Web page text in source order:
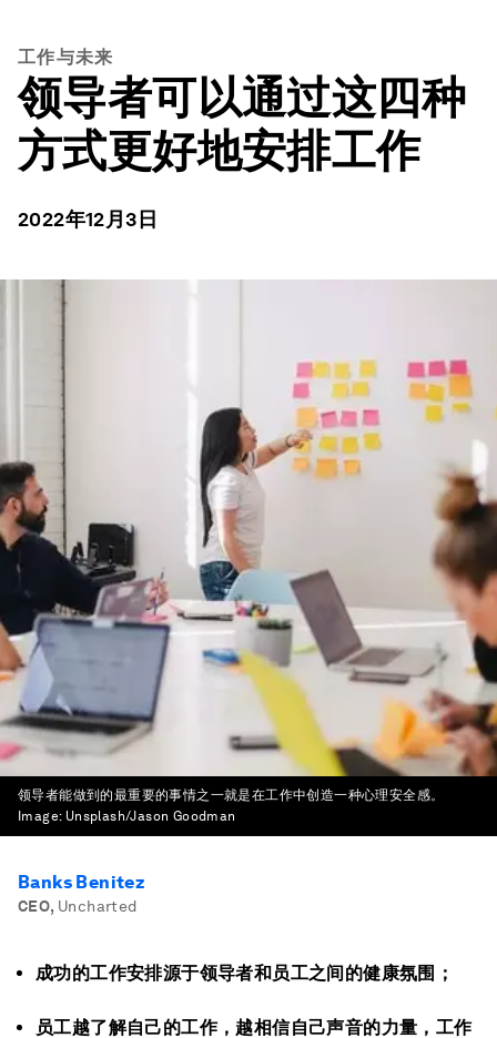
工作与未来
领导者可以通过这四种
方式更好地安排工作
2022年12月3日
领导者能做到的最重要的事情之一就是在工作中创造一种心理安全感。
Image: Unsplash/Jason Goodman
Banks Benitez
CEO, Uncharted
成功的工作安排源于领导者和员工之间的健康氛围；
员工越了解自己的工作，越相信自己声音的力量，工作